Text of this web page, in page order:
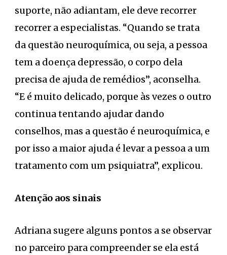
suporte, não adiantam, ele deve recorrer
recorrer a especialistas. “Quando se trata
da questão neuroquímica, ou seja, a pessoa
tem a doença depressão, o corpo dela
precisa de ajuda de remédios”, aconselha.
“E é muito delicado, porque às vezes o outro
continua tentando ajudar dando
conselhos, mas a questão é neuroquímica, e
por isso a maior ajuda é levar a pessoa a um
tratamento com um psiquiatra”, explicou.
Atenção aos sinais
Adriana sugere alguns pontos a se observar
no parceiro para compreender se ela está